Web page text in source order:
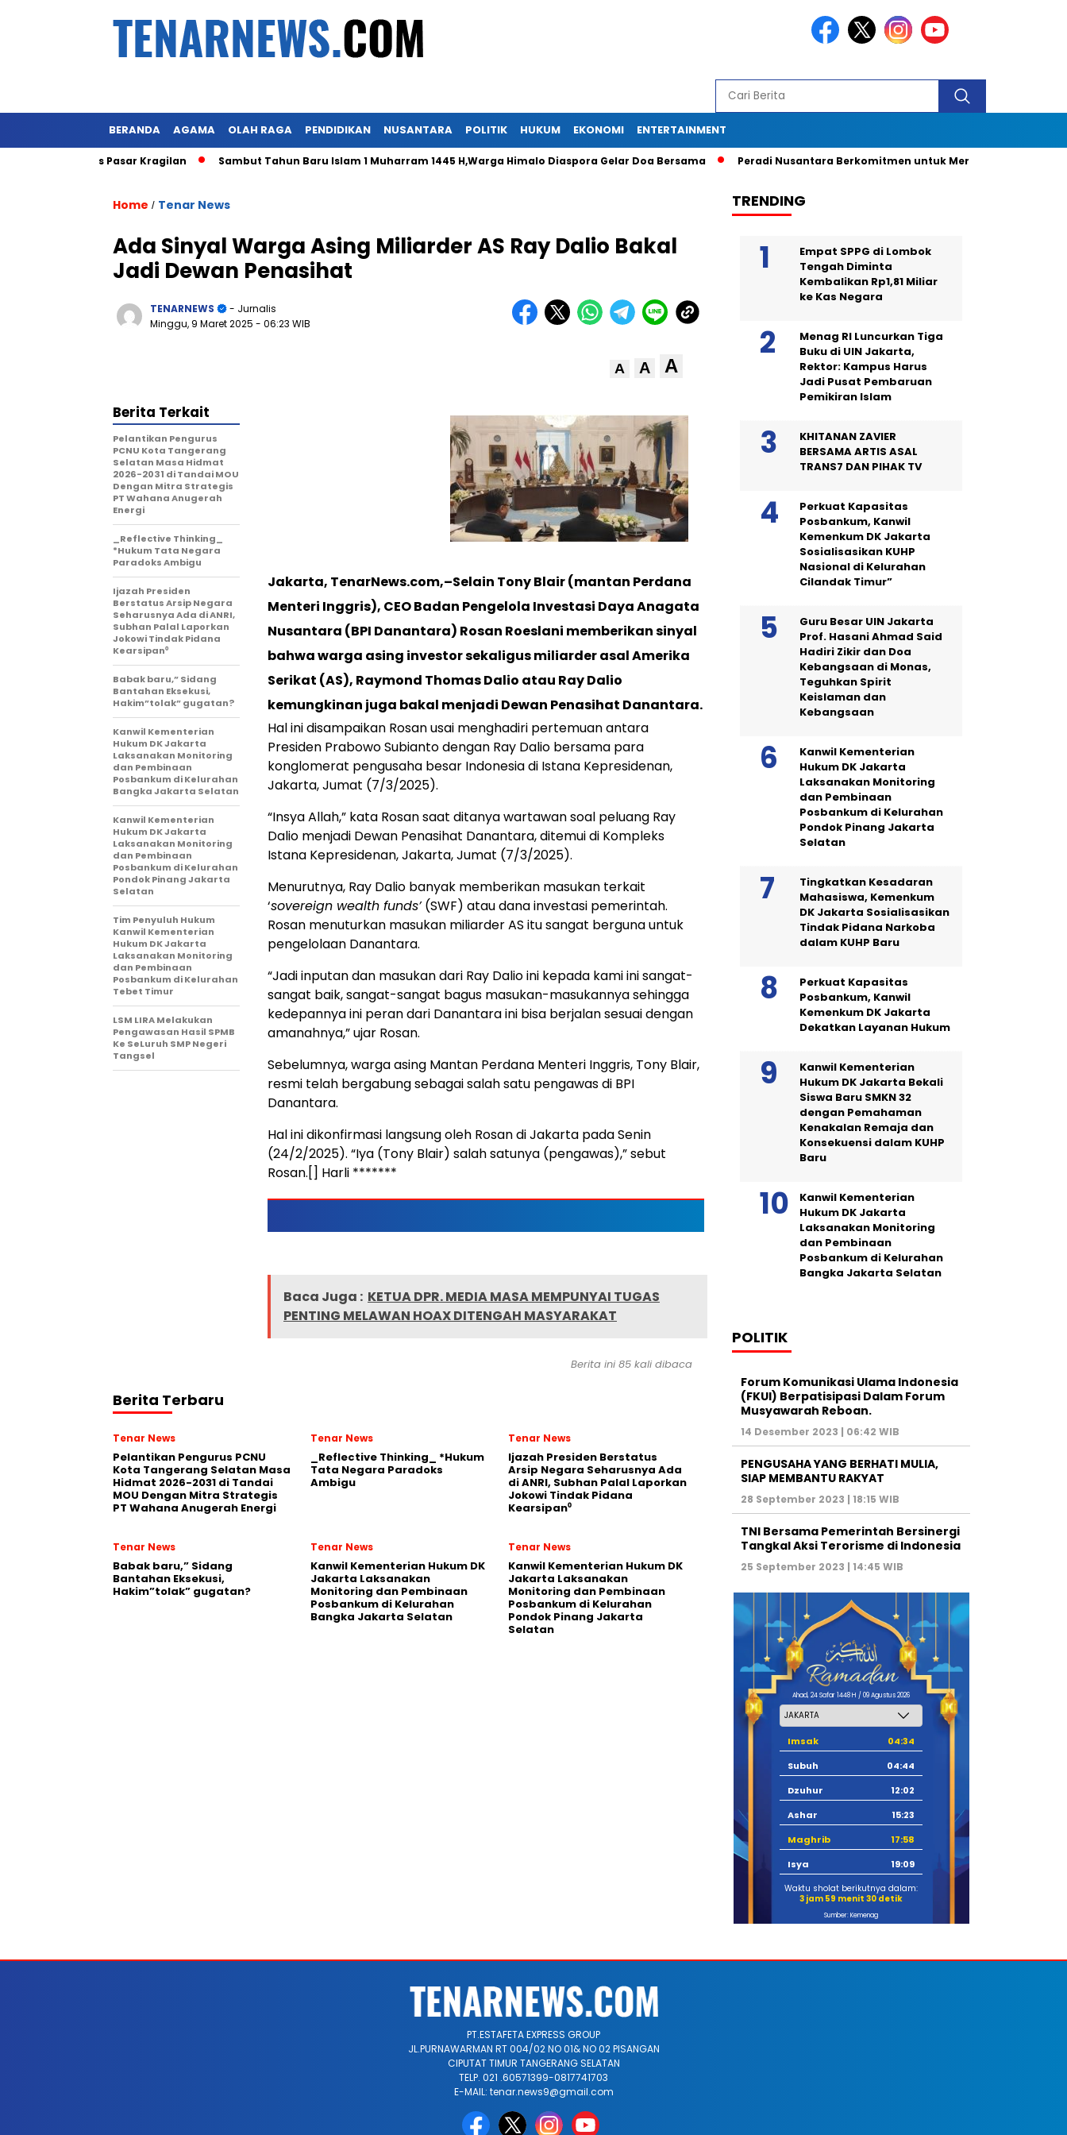
BERANDA AGAMA OLAH RAGA PENDIDIKAN NUSANTARA POLITIK HUKUM EKONOMI ENTERTAINMENT
Lahan Eks Pasar Kragilan Sambut Tahun Baru Islam 1 Muharram 1445 H,Warga Himalo Diaspora Gelar Doa Bersama Peradi Nusantara Berkomitmen untuk Menjadi Advokat
Home / Tenar News
Ada Sinyal Warga Asing Miliarder AS Ray Dalio Bakal
Jadi Dewan Penasihat
TENARNEWS
- Jurnalis
Minggu, 9 Maret 2025 - 06:23 WIB
A A A
Jakarta, TenarNews.com,–Selain Tony Blair (mantan Perdana
Menteri Inggris), CEO Badan Pengelola Investasi Daya Anagata
Nusantara (BPI Danantara) Rosan Roeslani memberikan sinyal
bahwa warga asing investor sekaligus miliarder asal Amerika
Serikat (AS), Raymond Thomas Dalio atau Ray Dalio
kemungkinan juga bakal menjadi Dewan Penasihat Danantara.
Hal ini disampaikan Rosan usai menghadiri pertemuan antara
Presiden Prabowo Subianto dengan Ray Dalio bersama para
konglomerat pengusaha besar Indonesia di Istana Kepresidenan,
Jakarta, Jumat (7/3/2025).
“Insya Allah,” kata Rosan saat ditanya wartawan soal peluang Ray
Dalio menjadi Dewan Penasihat Danantara, ditemui di Kompleks
Istana Kepresidenan, Jakarta, Jumat (7/3/2025).
Menurutnya, Ray Dalio banyak memberikan masukan terkait
‘sovereign wealth funds’(SWF) atau dana investasi pemerintah.
Rosan menuturkan masukan miliarder AS itu sangat berguna untuk
pengelolaan Danantara.
“Jadi inputan dan masukan dari Ray Dalio ini kepada kami ini sangat-
sangat baik, sangat-sangat bagus masukan-masukannya sehingga
kedepannya ini peran dari Danantara ini bisa berjalan sesuai dengan
amanahnya,” ujar Rosan.
Sebelumnya, warga asing Mantan Perdana Menteri Inggris, Tony Blair,
resmi telah bergabung sebagai salah satu pengawas di BPI
Danantara.
Hal ini dikonfirmasi langsung oleh Rosan di Jakarta pada Senin
(24/2/2025). “Iya (Tony Blair) salah satunya (pengawas),” sebut
Rosan.[] Harli *******
Baca Juga : KETUA DPR. MEDIA MASA MEMPUNYAI TUGAS
PENTING MELAWAN HOAX DITENGAH MASYARAKAT
Berita Terkait
Pelantikan Pengurus
PCNU Kota Tangerang
Selatan Masa Hidmat
2026-2031 di Tandai MOU
Dengan Mitra Strategis
PT Wahana Anugerah
Energi
_Reflective Thinking_
*Hukum Tata Negara
Paradoks Ambigu
Ijazah Presiden
Berstatus Arsip Negara
Seharusnya Ada di ANRI,
Subhan Palal Laporkan
Jokowi Tindak Pidana
Kearsipan⁰
Babak baru,” Sidang
Bantahan Eksekusi,
Hakim”tolak” gugatan?
Kanwil Kementerian
Hukum DK Jakarta
Laksanakan Monitoring
dan Pembinaan
Posbankum di Kelurahan
Bangka Jakarta Selatan
Kanwil Kementerian
Hukum DK Jakarta
Laksanakan Monitoring
dan Pembinaan
Posbankum di Kelurahan
Pondok Pinang Jakarta
Selatan
Tim Penyuluh Hukum
Kanwil Kementerian
Hukum DK Jakarta
Laksanakan Monitoring
dan Pembinaan
Posbankum di Kelurahan
Tebet Timur
LSM LIRA Melakukan
Pengawasan Hasil SPMB
Ke SeLuruh SMP Negeri
Tangsel
Berita ini 85 kali dibaca
Berita Terbaru
Tenar News
Pelantikan Pengurus PCNU
Kota Tangerang Selatan Masa
Hidmat 2026-2031 di Tandai
MOU Dengan Mitra Strategis
PT Wahana Anugerah Energi
Tenar News
_Reflective Thinking_ *Hukum
Tata Negara Paradoks
Ambigu
Tenar News
Ijazah Presiden Berstatus
Arsip Negara Seharusnya Ada
di ANRI, Subhan Palal Laporkan
Jokowi Tindak Pidana
Kearsipan⁰
Tenar News
Babak baru,” Sidang
Bantahan Eksekusi,
Hakim”tolak” gugatan?
Tenar News
Kanwil Kementerian Hukum DK
Jakarta Laksanakan
Monitoring dan Pembinaan
Posbankum di Kelurahan
Bangka Jakarta Selatan
Tenar News
Kanwil Kementerian Hukum DK
Jakarta Laksanakan
Monitoring dan Pembinaan
Posbankum di Kelurahan
Pondok Pinang Jakarta
Selatan
TRENDING
Empat SPPG di Lombok
Tengah Diminta
Kembalikan Rp1,81 Miliar
ke Kas Negara
Menag RI Luncurkan Tiga
Buku di UIN Jakarta,
Rektor: Kampus Harus
Jadi Pusat Pembaruan
Pemikiran Islam
KHITANAN ZAVIER
BERSAMA ARTIS ASAL
TRANS7 DAN PIHAK TV
Perkuat Kapasitas
Posbankum, Kanwil
Kemenkum DK Jakarta
Sosialisasikan KUHP
Nasional di Kelurahan
Cilandak Timur”
Guru Besar UIN Jakarta
Prof. Hasani Ahmad Said
Hadiri Zikir dan Doa
Kebangsaan di Monas,
Teguhkan Spirit
Keislaman dan
Kebangsaan
Kanwil Kementerian
Hukum DK Jakarta
Laksanakan Monitoring
dan Pembinaan
Posbankum di Kelurahan
Pondok Pinang Jakarta
Selatan
Tingkatkan Kesadaran
Mahasiswa, Kemenkum
DK Jakarta Sosialisasikan
Tindak Pidana Narkoba
dalam KUHP Baru
Perkuat Kapasitas
Posbankum, Kanwil
Kemenkum DK Jakarta
Dekatkan Layanan Hukum
Kanwil Kementerian
Hukum DK Jakarta Bekali
Siswa Baru SMKN 32
dengan Pemahaman
Kenakalan Remaja dan
Konsekuensi dalam KUHP
Baru
Kanwil Kementerian
Hukum DK Jakarta
Laksanakan Monitoring
dan Pembinaan
Posbankum di Kelurahan
Bangka Jakarta Selatan
POLITIK
Forum Komunikasi Ulama Indonesia
(FKUI) Berpatisipasi Dalam Forum
Musyawarah Reboan.
14 Desember 2023 | 06:42 WIB
PENGUSAHA YANG BERHATI MULIA,
SIAP MEMBANTU RAKYAT
28 September 2023 | 18:15 WIB
TNI Bersama Pemerintah Bersinergi
Tangkal Aksi Terorisme di Indonesia
25 September 2023 | 14:45 WIB
Ahad, 24 Safar 1448 H / 09 Agustus 2026
Imsak
04:34
Subuh
04:44
Dzuhur
12:02
Ashar
15:23
Maghrib
17:58
Isya
19:09
Waktu sholat berikutnya dalam:
3 jam 59 menit 29 detik
Sumber: Kemenag
PT.ESTAFETA EXPRESS GROUP
JL.PURNAWARMAN RT 004/02 NO 01& NO 02 PISANGAN
CIPUTAT TIMUR TANGERANG SELATAN
TELP. 021 .60571399-0817741703
E-MAIL: tenar.news9@gmail.com